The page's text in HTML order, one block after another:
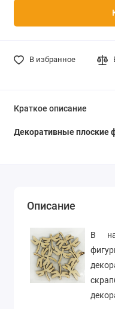
В избранное
Краткое описание
Декоративные плоские
Описание
В